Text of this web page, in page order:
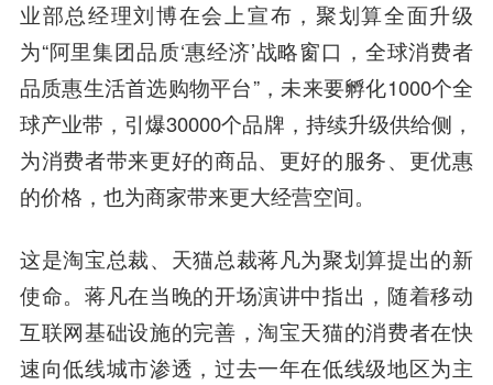
业部总经理刘博在会上宣布，聚划算全面升级
为“阿里集团品质‘惠经济’战略窗口，全球消费者
品质惠生活首选购物平台”，未来要孵化1000个全
球产业带，引爆30000个品牌，持续升级供给侧，
为消费者带来更好的商品、更好的服务、更优惠
的价格，也为商家带来更大经营空间。
这是淘宝总裁、天猫总裁蒋凡为聚划算提出的新
使命。蒋凡在当晚的开场演讲中指出，随着移动
互联网基础设施的完善，淘宝天猫的消费者在快
速向低线城市渗透，过去一年在低线级地区为主